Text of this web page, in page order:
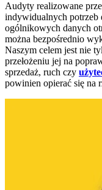
Audyty realizowane
indywidualnych potrzeb
ogólnikowych danych
można bezpośrednio
Naszym celem jest nie
przełożeniu jej na
sprzedaż, ruch czy
powinien opierać się na